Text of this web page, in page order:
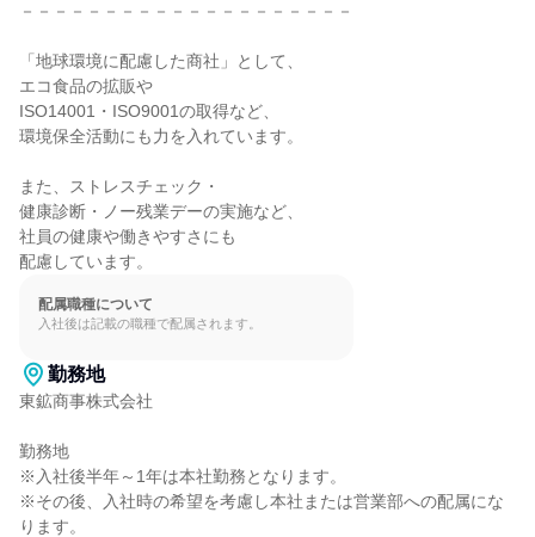
－－－－－－－－－－－－－－－－－－－－
「地球環境に配慮した商社」として、
エコ食品の拡販や
ISO14001・ISO9001の取得など、
環境保全活動にも力を入れています。
また、ストレスチェック・
健康診断・ノー残業デーの実施など、
社員の健康や働きやすさにも
配慮しています。
配属職種について
入社後は記載の職種で配属されます。
勤務地
東鉱商事株式会社
勤務地
※入社後半年～1年は本社勤務となります。
※その後、入社時の希望を考慮し本社または営業部への配属にな
ります。